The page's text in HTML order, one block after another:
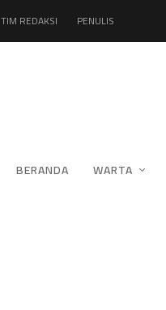
TIM REDAKSI PENULIS
BERANDA WARTA